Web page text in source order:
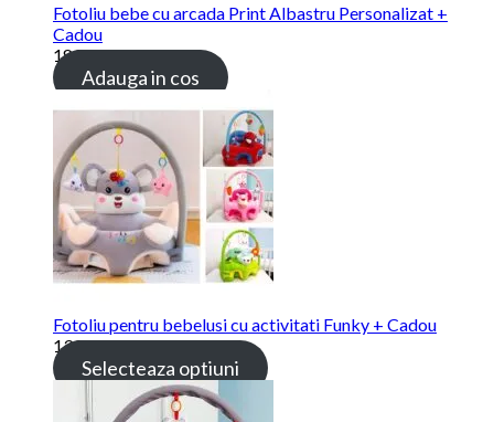
Fotoliu bebe cu arcada Print Albastru Personalizat +
Cadou
189.00 lei
Adauga in cos
Fotoliu pentru bebelusi cu activitati Funky + Cadou
139.00 lei
Selecteaza optiuni